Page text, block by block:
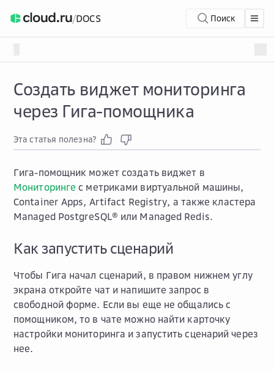
/DOCS Поиск
Создать виджет мониторинга
через Гига-помощника
Эта статья полезна?
Гига-помощник может создать виджет в
Мониторинге с метриками виртуальной машины,
Container Apps, Artifact Registry, а также кластера
Managed PostgreSQL® или Managed Redis.
Как запустить сценарий
Чтобы Гига начал сценарий, в правом нижнем углу
экрана откройте чат и напишите запрос в
свободной форме. Если вы еще не общались с
помощником, то в чате можно найти карточку
настройки мониторинга и запустить сценарий через
нее.